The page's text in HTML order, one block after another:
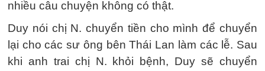
nhiều câu chuyện không có thật.
Duy nói chị N. chuyển tiền cho mình để chuyển
lại cho các sư ông bên Thái Lan làm các lễ. Sau
khi anh trai chị N. khỏi bệnh, Duy sẽ chuyển